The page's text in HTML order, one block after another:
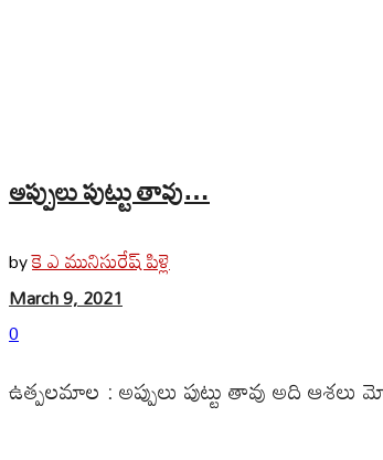
అప్పులు పుట్టు తావు…
byకె ఎ మునిసురేష్ పిళ్లె
March 9, 2021
0
ఉత్పలమాల : అప్పులు పుట్టు తావు అది